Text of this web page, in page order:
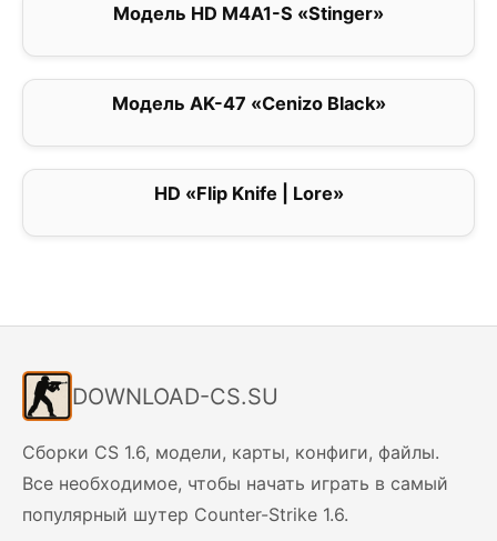
Модель HD M4A1-S «Stinger»
Модель AK-47 «Cenizo Black»
HD «Flip Knife | Lore»
DOWNLOAD-CS.SU
Сборки CS 1.6, модели, карты, конфиги, файлы.
Все необходимое, чтобы начать играть в самый
популярный шутер Counter-Strike 1.6.